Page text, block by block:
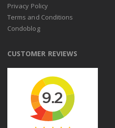
Privacy Policy
Terms and Conditions
Condoblog
CUSTOMER REVIEWS